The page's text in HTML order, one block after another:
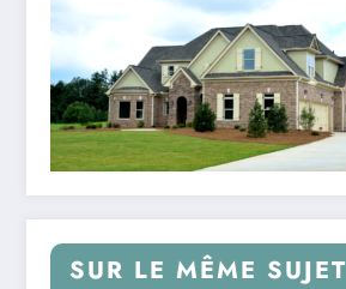
SUR LE MÊME SUJET